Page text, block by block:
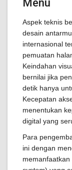
Menu
Aspek teknis
desain
internasional
pemuatan
Keindahan
bernilai jika
detik hanya
Kecepatan
menentukan
digital yang
Para
ini dengan